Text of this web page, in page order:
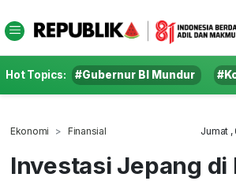
Hot Topics: #Gubernur BI Mundur
Ekonomi Finansial Jumat ,
Investasi Jepang di